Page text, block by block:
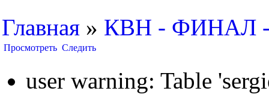
Главная » КВН - ФИНАЛ
Просмотреть Следить
user warning: Table